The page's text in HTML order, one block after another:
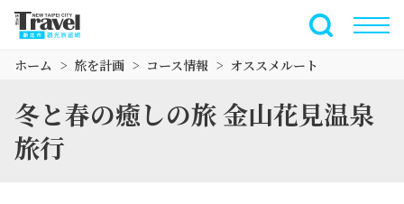
全文検索
ホーム 旅を計画 コース情報 オススメルート
冬と春の癒しの旅 金山花見温泉
旅行